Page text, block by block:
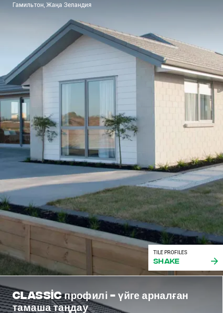
Гамильтон, Жаңа Зеландия
TILE PROFILES
Shake
Classic профилі - үйге арналған
тамаша таңдау